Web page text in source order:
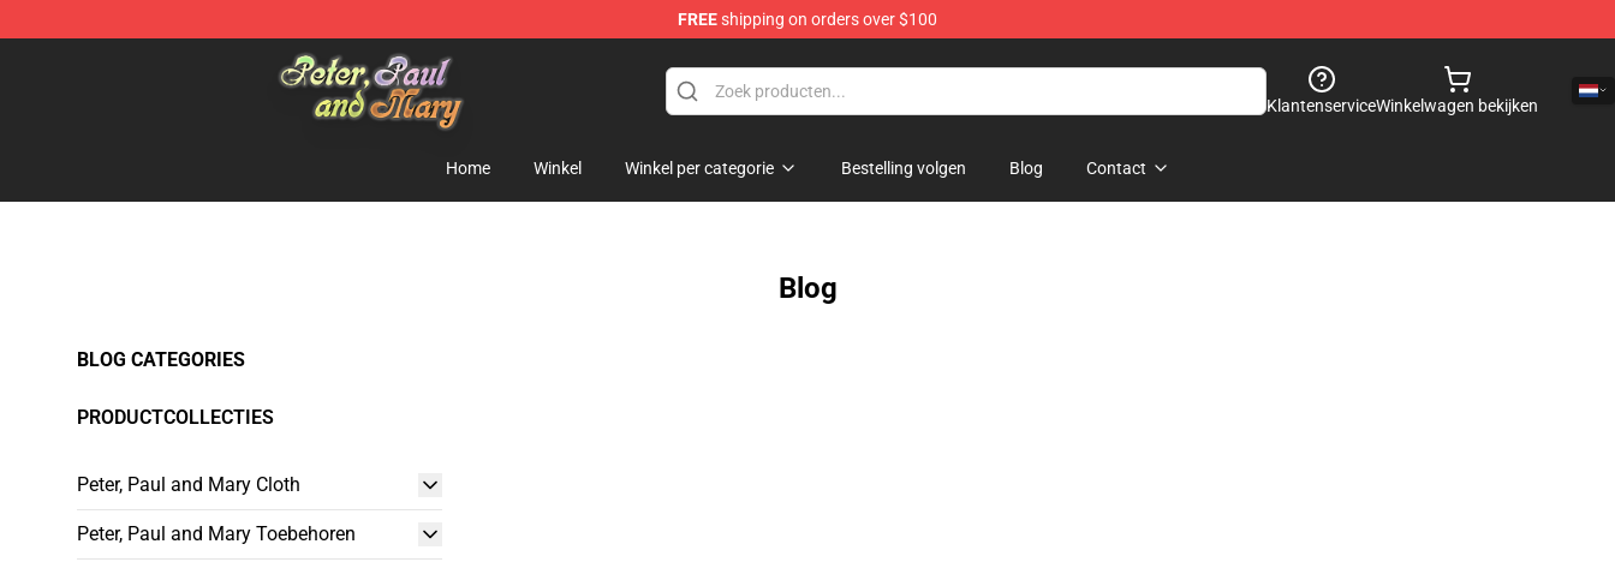
FREEshipping on orders over $100
Peter, Paul and Mary Store - Official Peter, Paul and Mary Merchandise Shop
KlantenserviceWinkelwagen bekijken
Home Winkel Winkel per categorie Bestelling volgen Blog Contact
Blog
BLOG CATEGORIES
PRODUCTCOLLECTIES
Peter, Paul and Mary Cloth
Peter, Paul and Mary Toebehoren